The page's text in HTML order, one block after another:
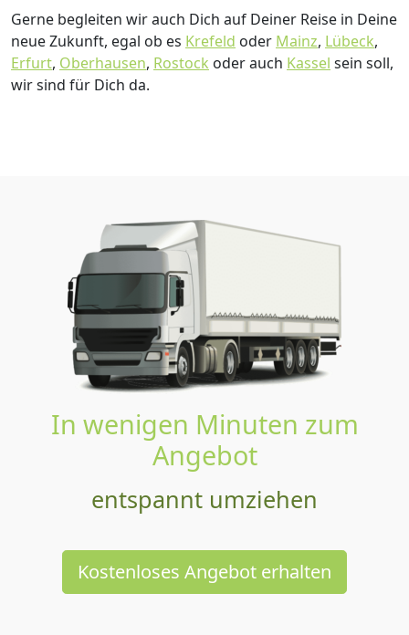
Gerne begleiten wir auch Dich auf Deiner Reise in Deine
neue Zukunft, egal ob es Krefeld oder Mainz, Lübeck,
Erfurt, Oberhausen, Rostock oder auch Kassel sein soll,
wir sind für Dich da.
In wenigen Minuten zum
Angebot
entspannt umziehen
Kostenloses Angebot erhalten